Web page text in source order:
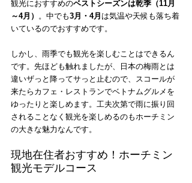
観光におすすめのベストシーズンは乾季（11月
～4月）
。中でも3月・4月 は気温や天候も落ち着
いているのでおすすめです。
しかし、雨季でも観光を楽しむことはできるん
です。先ほども触れましたが、日本の梅雨とは
違いザっと降ってサっと止むので、スコールが
来たらカフェ・レストランでベトナムグルメを
ゆったりと楽しめます。工夫次第で雨に振り回
されることなく観光を楽しめるのもホーチミン
の大きな魅力なんです。
現地在住者おすすめ！ホーチミン
観光モデルコース